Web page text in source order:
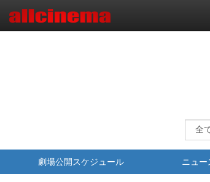
劇場公開スケジュール ニュー